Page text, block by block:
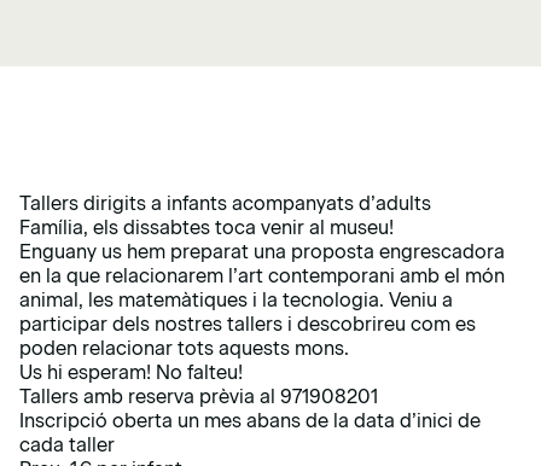
Tallers dirigits a infants acompanyats d’adults
Família, els dissabtes toca venir al museu!
Enguany us hem preparat una proposta engrescadora
en la que relacionarem l’art contemporani amb el món
animal, les matemàtiques i la tecnologia. Veniu a
participar dels nostres tallers i descobrireu com es
poden relacionar tots aquests mons.
Us hi esperam! No falteu!
Tallers amb reserva prèvia al 971908201
Inscripció oberta un mes abans de la data d’inici de
cada taller